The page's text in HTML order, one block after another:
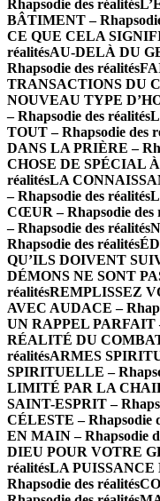
Rhapsodie des réalités
BÂTIMENT –
CE QUE CELA
réalitésAU-DELÀ DU
Rhapsodie des réalités
TRANSACTIONS DU
NOUVEAU TYPE
– Rhapsodie des réalités
TOUT – Rhapsodie des
DANS LA PRIÈRE –
CHOSE DE SPÉCIAL À
réalitésLA
– Rhapsodie des réalités
CŒUR – Rhapsodie des
– Rhapsodie des réalités
Rhapsodie des réalités
QU’ILS DOIVENT
DÉMONS NE SONT
réalitésREMPLISSEZ
AVEC AUDACE –
UN RAPPEL PARFAIT
RÉALITÉ DU
réalitésARMES
SPIRITUELLE –
LIMITÉ PAR LA
SAINT-ESPRIT –
CÉLESTE – Rhapsodie
EN MAIN – Rhapsodie
DIEU POUR VOTRE
réalitésLA PUISSANCE
Rhapsodie des réalités